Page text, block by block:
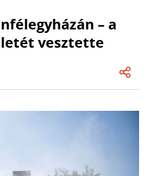
– a
vesztette